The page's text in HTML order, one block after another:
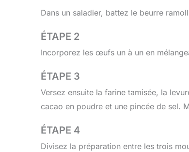
Dans un saladier, battez le beurre
ÉTAPE 2
Incorporez les œufs un à un en
ÉTAPE 3
Versez ensuite la farine tamisée, la
cacao en poudre et une pincée de sel.
ÉTAPE 4
Divisez la préparation entre les trois